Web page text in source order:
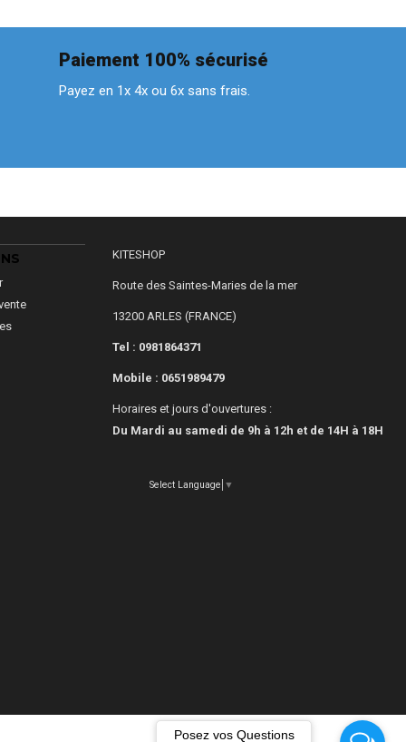
Paiement 100% sécurisé
Payez en 1x 4x ou 6x sans frais.
KITESHOP
Route des Saintes-Maries de la mer
13200 ARLES (FRANCE)
Tel : 0981864371
Mobile : 0651989479
Horaires et jours d'ouvertures :
Du Mardi au samedi de 9h à 12h et de 14H à 18H
Select Language ▼
Posez vos Questions